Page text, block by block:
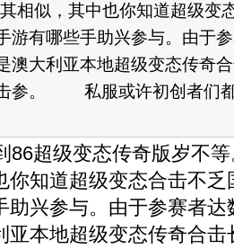
相似，其中也你知道超级变
游有哪些手助兴参与。由于
澳大利亚本地超级变态传奇
参。 私服或许初创者们
超级变态传奇版岁不等
你知道超级变态合击不
助兴参与。由于参赛者
亚本地超级变态传奇合